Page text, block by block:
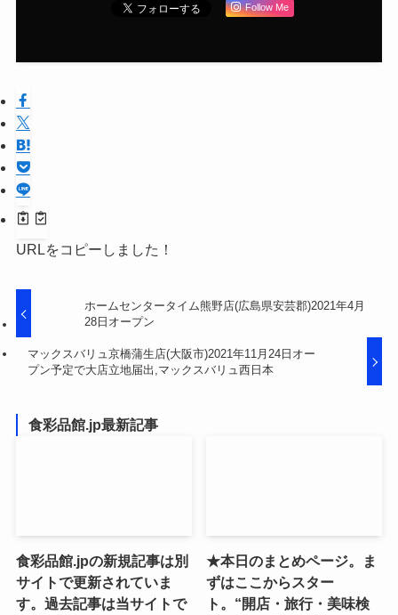
Follow Me
URLをコピーしました！
ホームセンタータイム熊野店(広島県安芸郡)2021年4月
28日オープン
マックスバリュ京橋蒲生店(大阪市)2021年11月24日オー
プン予定で大店立地届出,マックスバリュ西日本
食彩品館.jp最新記事
食彩品館.jpの新規記事は別
サイトで更新されていま
す。過去記事は当サイトで
★本日のまとめページ。ま
ずはここからスター
ト。“開店・旅行・美味検